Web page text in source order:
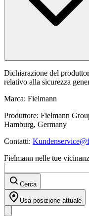
Dichiarazione del
relativo alla sicurezza
Marca: Fielmann
Produttore: Fielmann
Hamburg, Germany
Contatti:
Fielmann nelle tue
Cerca
Usa posizione attuale